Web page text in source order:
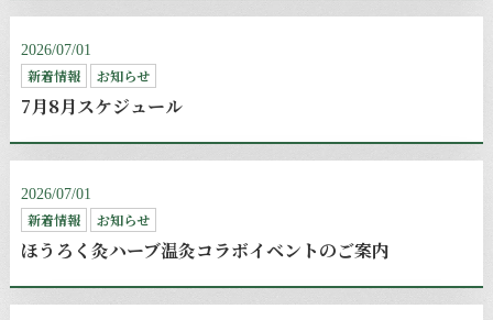
2026/07/01
新着情報 お知らせ
7月8月スケジュール
2026/07/01
新着情報 お知らせ
ほうろく灸ハーブ温灸コラボイベントのご案内